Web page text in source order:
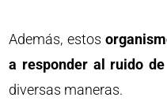
Además, estos
a responder al ruido
diversas maneras.